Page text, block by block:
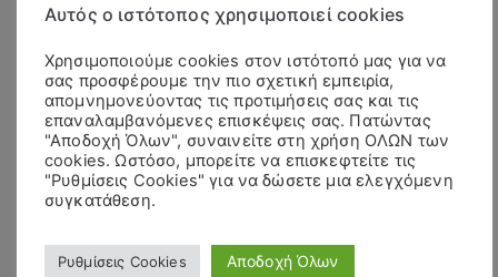
Αυτός ο ιστότοπος χρησιμοποιεί cookies
Χρησιμοποιούμε cookies στον ιστότοπό μας για να
σας προσφέρουμε την πιο σχετική εμπειρία,
απομνημονεύοντας τις προτιμήσεις σας και τις
επαναλαμβανόμενες επισκέψεις σας. Πατώντας
"Αποδοχή Όλων", συναινείτε στη χρήση ΟΛΩΝ των
cookies. Ωστόσο, μπορείτε να επισκεφτείτε τις
"Ρυθμίσεις Cookies" για να δώσετε μια ελεγχόμενη
συγκατάθεση.
Ρυθμίσεις Cookies Αποδοχή Όλων